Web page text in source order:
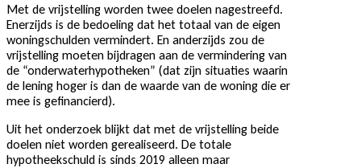
Met de vrijstelling worden twee doelen nagestreefd.
Enerzijds is de bedoeling dat het totaal van de eigen
woningschulden vermindert. En anderzijds zou de
vrijstelling moeten bijdragen aan de vermindering van
de “onderwaterhypotheken” (dat zijn situaties waarin
de lening hoger is dan de waarde van de woning die er
mee is gefinancierd).
Uit het onderzoek blijkt dat met de vrijstelling beide
doelen niet worden gerealiseerd. De totale
hypotheekschuld is sinds 2019 alleen maar